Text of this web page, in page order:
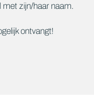
met zijn/haar naam.
ontvangt!